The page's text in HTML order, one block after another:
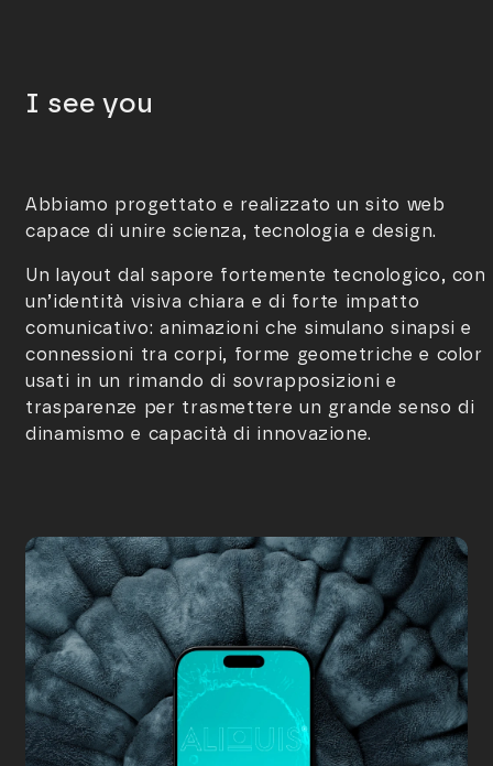
I see you
Abbiamo progettato e realizzato un sito web
capace di unire scienza, tecnologia e design.
Un layout dal sapore fortemente tecnologico, con
un’identità visiva chiara e di forte impatto
comunicativo: animazioni che simulano sinapsi e
connessioni tra corpi, forme geometriche e colori
usati in un rimando di sovrapposizioni e
trasparenze per trasmettere un grande senso di
dinamismo e capacità di innovazione.